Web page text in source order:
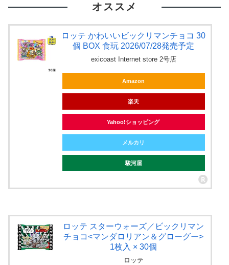
オススメ
ロッテ かわいいビックリマンチョコ 30
個 BOX 食玩 2026/07/28発売予定
exicoast Internet store 2号店
Amazon
楽天
Yahoo!ショッピング
メルカリ
駿河屋
ロッテ スターウォーズ／ビックリマン
チョコ<マンダロリアン＆グローグー>
1枚入 × 30個
ロッテ